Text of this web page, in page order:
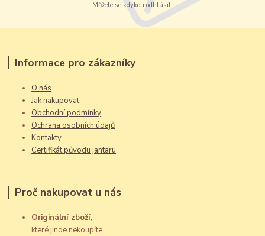
Můžete se kdykoli odhlásit.
Informace pro zákazníky
O nás
Jak nakupovat
Obchodní podmínky
Ochrana osobních údajů
Kontakty
Certifikát původu jantaru
Proč nakupovat u nás
Originální zboží,
které jinde nekoupíte